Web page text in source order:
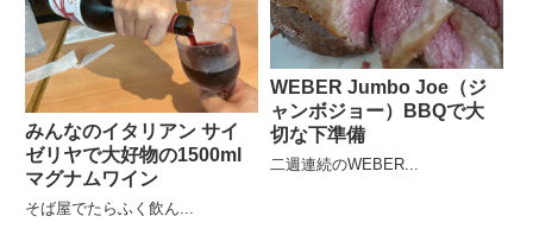
みんなのイタリアン サイ
ゼリヤで大好物の1500ml
マグナムワイン
そば屋でたらふく飲ん...
WEBER Jumbo Joe（ジ
ャンボジョー）BBQで大
切な下準備
二週連続のWEBER...